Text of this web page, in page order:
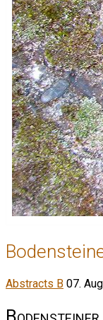
Abstracts B 07.